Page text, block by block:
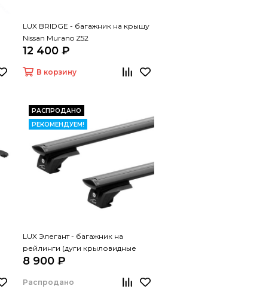
LUX BRIDGE - багажник на крышу
Nissan Murano Z52
12 400 ₽
В корзину
РАСПРОДАНО
РЕКОМЕНДУЕМ!
LUX Элегант - багажник на
рейлинги (дуги крыловидные
черные, 1,2м)
8 900 ₽
Распродано